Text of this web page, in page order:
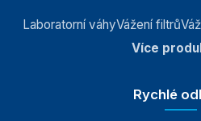
Antivibrační stoly
Příslušenství k vahám
Laboratorní váhyVážení filtrů
Více
Rychlé